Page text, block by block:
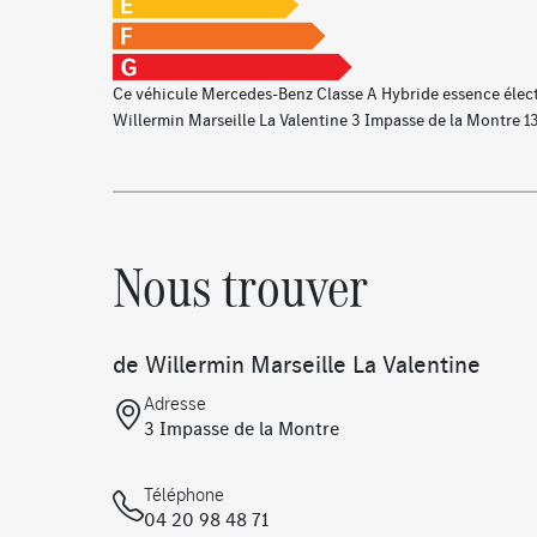
Avertisseur sonore pour les piétons
DYNAMIC SELECT
Service connecté : Pré équipement pour services
navigation étendus
Avertisseur de sortie du véhicule à l'arrêt
distance Plus
Double porte-gobelets
Prééquipement pour radio digitale
Filet au dos des sièges avant
Capteur d'empreinte digitale
Document COC pour norme EU6
Airbag genou
Ce véhicule Mercedes-Benz Classe A Hybride essence
Willermin Marseille La Valentine 3 Impasse de la Montre
Nous trouver
de Willermin Marseille La Valentine
Adresse
3 Impasse de la Montre
Téléphone
04 20 98 48 71